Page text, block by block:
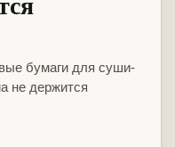
бумаги для суши-
не держится